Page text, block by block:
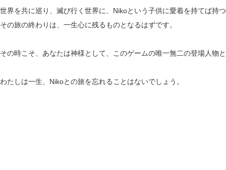
世界を共に巡り、滅び行く世界に、Nikoという子供に愛着を持てば持
その旅の終わりは、一生心に残るものとなるはずです。
その時こそ、あなたは神様として、このゲームの唯一無二の登場人物
わたしは一生、Nikoとの旅を忘れることはないでしょう。